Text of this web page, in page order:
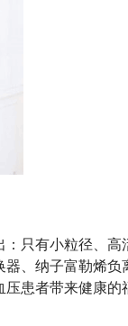
只有小粒径、高
、纳子富勒烯负
患者带来健康的